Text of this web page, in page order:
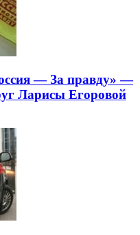
— За правду» —
Ларисы Егоровой